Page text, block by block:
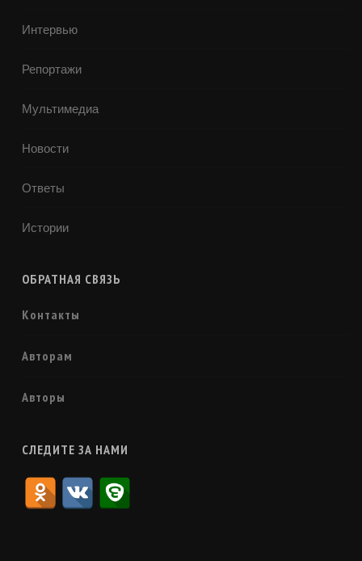
Интервью
Репортажи
Мультимедиа
Новости
Ответы
Истории
ОБРАТНАЯ СВЯЗЬ
Контакты
Авторам
Авторы
СЛЕДИТЕ ЗА НАМИ